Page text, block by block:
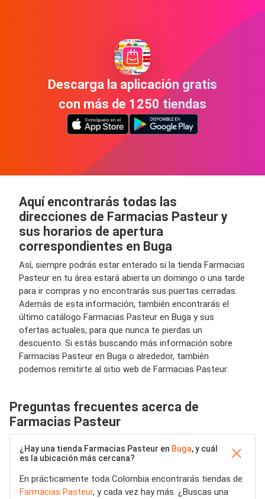
Descarga la aplicación gratis
con más de 1250 tiendas
Aquí encontrarás todas las
direcciones de Farmacias Pasteur y
sus horarios de apertura
correspondientes en Buga
Así, siempre podrás estar enterado si la tienda Farmacias
Pasteur en tu área estará abierta un domingo o una tarde
para ir compras y no encontrarás sus puertas cerradas.
Además de esta información, también encontrarás el
último catálogo Farmacias Pasteur en Buga y sus
ofertas actuales, para que nunca te pierdas un
descuento. Si estás buscando más información sobre
Farmacias Pasteur en Buga o alrededor, también
podemos remitirte al sitio web de Farmacias Pasteur.
Preguntas frecuentes acerca de
Farmacias Pasteur
¿Hay una tienda Farmacias Pasteur en Buga, y cuál
es la ubicación más cercana?
En prácticamente toda Colombia encontrarás tiendas de
Farmacias Pasteur, y cada vez hay más. ¿Buscas una